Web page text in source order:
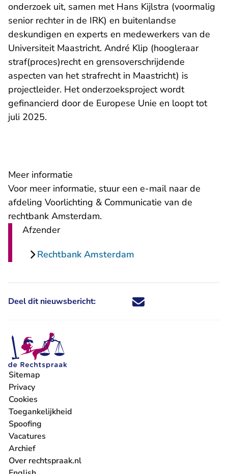
onderzoek uit, samen met Hans Kijlstra (voormalig
senior rechter in de IRK) en buitenlandse
deskundigen en experts en medewerkers van de
Universiteit Maastricht. André Klip (hoogleraar
straf(proces)recht en grensoverschrijdende
aspecten van het strafrecht in Maastricht) is
projectleider. Het onderzoeksproject wordt
gefinancierd door de Europese Unie en loopt tot
juli 2025.
Meer informatie
Voor meer informatie, stuur een e-mail- U verlaat
naar de
afdeling Voorlichting & Communicatie van de
rechtbank Amsterdam.
Afzender
Rechtbank Amsterdam
Deel dit nieuwsbericht: Deel dit nieuwsbericht via X -
Deel dit nieuwsbericht via
Deel dit nieuwsbericht
Deel dit
Sitemap
Privacy
Cookies
Toegankelijkheid
Spoofing
Vacatures
- U verlaat Rechtspraak.nl
Archief
Over rechtspraak.nl